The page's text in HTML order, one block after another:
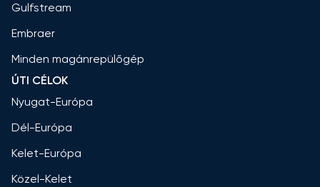
Gulfstream
Embraer
Minden magánrepülőgép
ÚTI CÉLOK
Nyugat-Európa
Dél-Európa
Kelet-Európa
Közel-Kelet